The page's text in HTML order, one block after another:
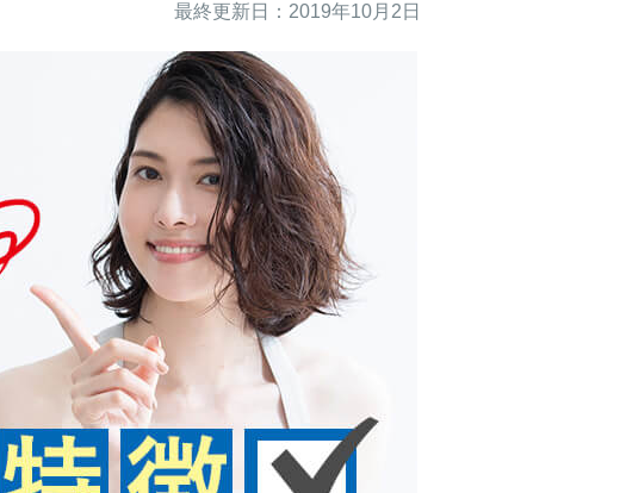
便利なコンテンツ
カードローン診断
カードローンQ&A
特集ページ
リボ払いをそのまま払いきると損！
カードローンの見直しで40万円得した話
最速！最短40分で借りられるカードローン
特集ページ一覧
種類や特徴で探す
最終更新日：2019年10月2日